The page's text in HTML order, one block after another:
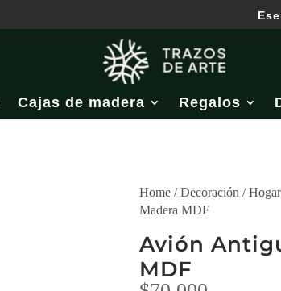
Cajas de madera Regalos
Home /Decoración /Hogar
Madera MDF
Avión
MDF